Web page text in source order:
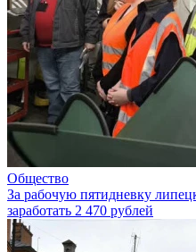
Общество
За рабочую пятидневку
заработать 2 470 рублей